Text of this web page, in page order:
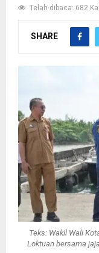
Telah dibaca: 682
SHARE
Teks: Wakil Wali
Loktuan bersama